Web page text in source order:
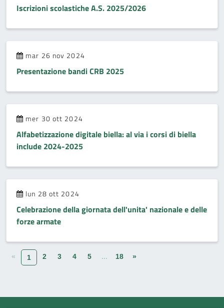
Iscrizioni scolastiche A.S. 2025/2026
mar 26 nov 2024
Presentazione bandi CRB 2025
mer 30 ott 2024
Alfabetizzazione digitale biella: al via i corsi di biella
include 2024-2025
lun 28 ott 2024
Celebrazione della giornata dell'unita' nazionale e delle
forze armate
« 1 2 3 4 5 ... 18 »